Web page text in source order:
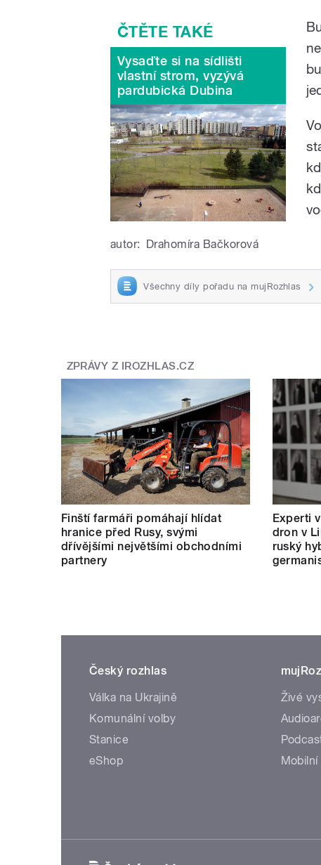
Vysaďte si na sídlišti
vlastní strom, vyzývá
pardubická Dubina
autor: Drahomíra Bačkorová
Všechny díly pořadu na mujRozhlas
ZPRÁVY Z IROZHLAS.CZ
Finští farmáři pomáhají hlídat
hranice před Rusy, svými
dřívějšími největšími obchodními
partnery
Experti
dron v
ruský
Český rozhlas
Válka na Ukrajině
Komunální volby
Stanice
eShop
Živé
Mobilní